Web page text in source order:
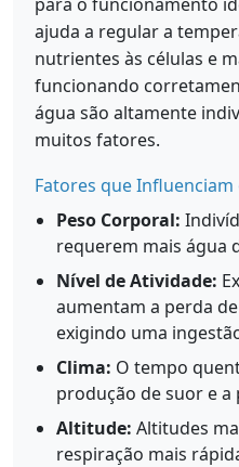
ajuda a regular a
nutrientes às células e
funcionando
água são altamente
muitos fatores.
Fatores que Influenciam
Peso Corporal:
requerem mais água
Nível de Atividade:
aumentam a perda
exigindo uma
Clima: O tempo
produção de suor e a
Altitude: Altitudes
respiração mais